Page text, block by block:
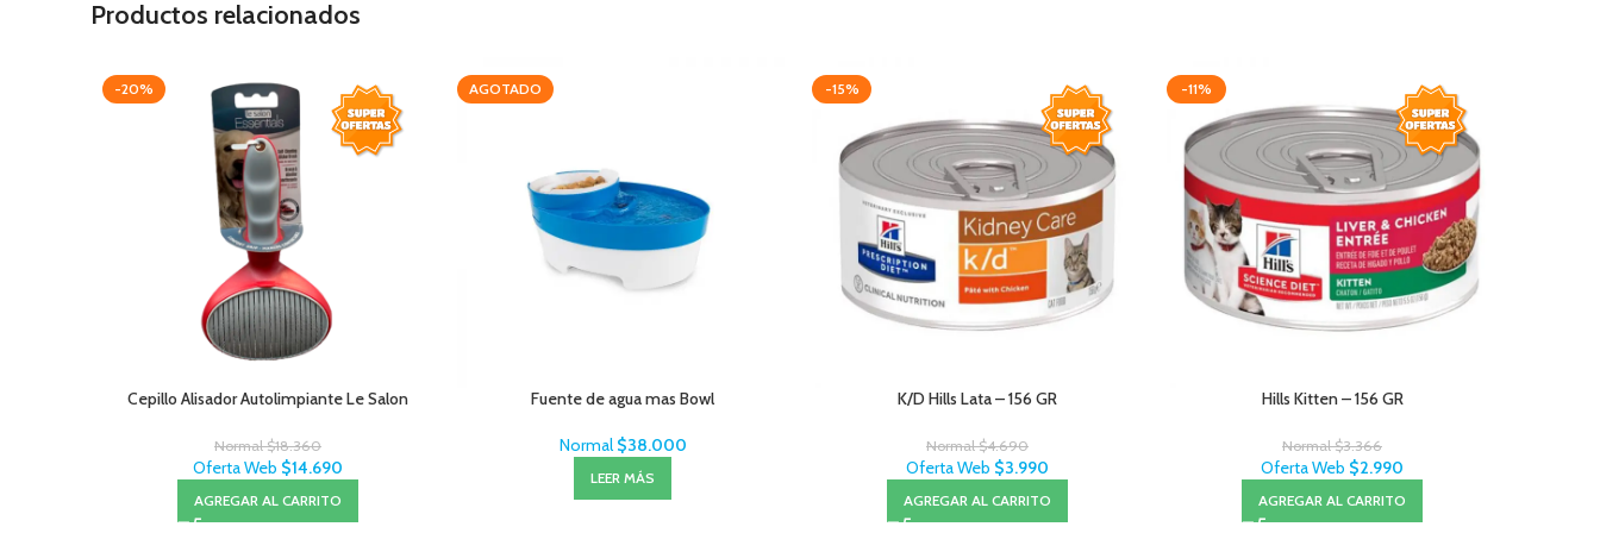
Productos relacionados
-20%
Cepillo Alisador Autolimpiante Le Salon
Normal$18.360
Oferta Web $14.690
AGREGAR AL CARRITO
AGOTADO
Fuente de agua mas Bowl
Normal $38.000
LEER MÁS
-15%
K/D Hills Lata – 156 GR
Normal$4.690
Oferta Web $3.990
AGREGAR AL CARRITO
-11%
Hills Kitten – 156 GR
Normal$3.366
Oferta Web $2.990
AGREGAR AL CARRITO